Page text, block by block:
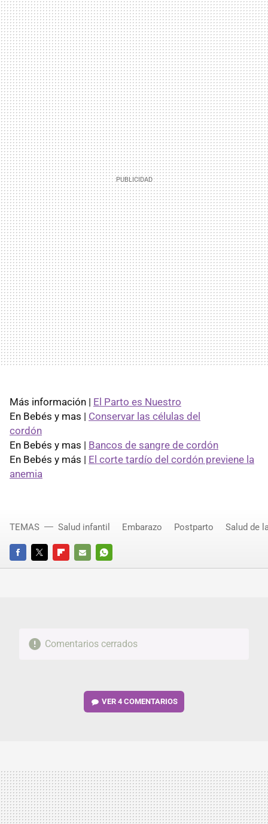
Más información | El Parto es Nuestro
En Bebés y mas | Conservar las células del
cordón
En Bebés y mas | Bancos de sangre de cordón
En Bebés y más | El corte tardío del cordón previene la
anemia
FACEBOOKTWITTERFLIPBOARD
E-
WHATSAPP
TEMAS Salud infantil Embarazo Postparto Salud de
Comentarios cerrados
VER4 COMENTARIOS